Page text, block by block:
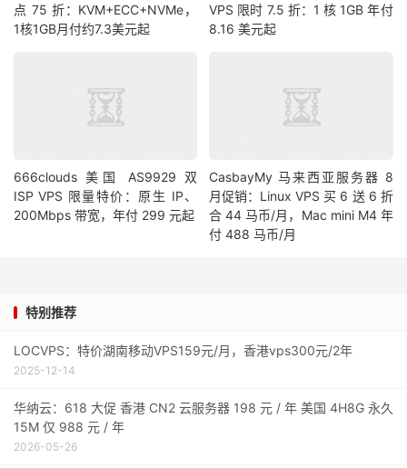
点 75 折：KVM+ECC+NVMe，
1核1GB月付约7.3美元起
VPS 限时 7.5 折：1 核 1GB 年付
8.16 美元起
666clouds 美国 AS9929 双
ISP VPS 限量特价：原生 IP、
200Mbps 带宽，年付 299 元起
CasbayMy 马来西亚服务器 8
月促销：Linux VPS 买 6 送 6 折
合 44 马币/月，Mac mini M4 年
付 488 马币/月
特别推荐
LOCVPS：特价湖南移动VPS159元/月，香港vps300元/2年
2025-12-14
华纳云：618 大促 香港 CN2 云服务器 198 元 / 年 美国 4H8G 永久
15M 仅 988 元 / 年
2026-05-26